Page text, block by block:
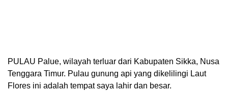
PULAU Palue, wilayah terluar dari Kabupaten Sikka, Nusa
Tenggara Timur. Pulau gunung api yang dikelilingi Laut
Flores ini adalah tempat saya lahir dan besar.